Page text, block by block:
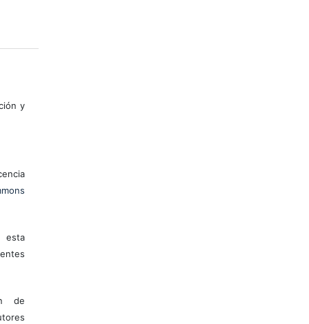
y
esta
de